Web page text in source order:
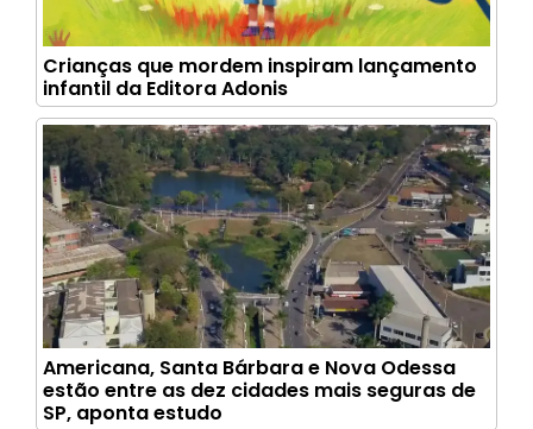
Crianças que mordem inspiram lançamento
infantil da Editora Adonis
Americana, Santa Bárbara e Nova Odessa
estão entre as dez cidades mais seguras de
SP, aponta estudo